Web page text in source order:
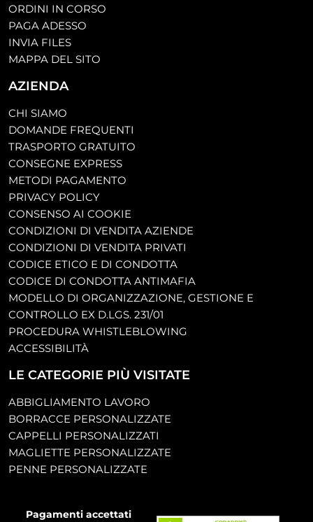
ORDINI IN CORSO
PAGA ADESSO
INVIA FILES
MAPPA DEL SITO
AZIENDA
CHI SIAMO
DOMANDE FREQUENTI
TRASPORTO GRATUITO
CONSEGNE EXPRESS
METODI PAGAMENTO
PRIVACY POLICY
CONSENSO AI COOKIE
CONDIZIONI DI VENDITA AZIENDE
CONDIZIONI DI VENDITA PRIVATI
CODICE ETICO E DI CONDOTTA
CODICE DI CONDOTTA ANTIMAFIA
MODELLO DI ORGANIZZAZIONE, GESTIONE E
CONTROLLO EX D.LGS. 231/01
PROCEDURA WHISTLEBLOWING
ACCESSIBILITÀ
LE CATEGORIE PIÙ VISITATE
ABBIGLIAMENTO LAVORO
BORRACCE PERSONALIZZATE
CAPPELLI PERSONALIZZATI
MAGLIETTE PERSONALIZZATE
PENNE PERSONALIZZATE
Pagamenti accettati